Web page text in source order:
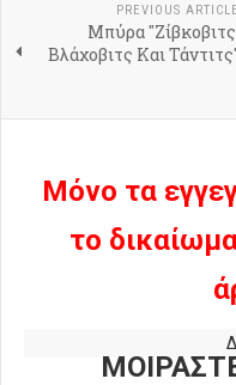
PREVIOUS ARTICLE
Μπύρα
Βλάχοβιτς Και
Μόνο τα
το